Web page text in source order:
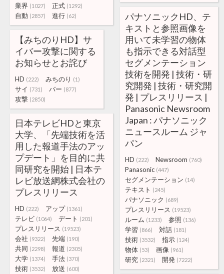
業界 (1027) 正式 (1292)
自動 (2857) 進行 (62)
パナソニックHD、テ
キストと参照画像を
用いて未学習の物体
も指示できる対話型
セグメンテーション
技術を開発 | 技術・研
究開発 | 技術・研究開
発 | プレスリリース |
Panasonic Newsroom
Japan : パナソニック
ニュースルーム ジャ
パン
HD (222) Newsroom (760)
Panasonic (447)
セグメンテーション (14)
テキスト (245)
パナソニック (689)
プレスリリース (19523)
ルーム (1233) 参照 (136)
学習 (866) 対話 (181)
技術 (3532) 指示 (124)
物体 (53) 画像 (961)
研究 (2321) 開発 (7222)
【みちのりHD】サ
イバー攻撃に関する
お知らせとお詫び
HD (222) みちのり (1)
サイ (731) バー (877)
攻撃 (2850)
日本テレビHDと東京
大学、「先端技術を活
用した報道手法のアッ
プデート」を目的に共
同研究を開始 | 日本テ
レビ放送網株式会社の
プレスリリース
HD (222) アップ (1361)
テレビ (1064) デート (201)
プレスリリース (19523)
会社 (9322) 先端 (190)
共同 (2298) 報道 (2305)
大学 (1374) 手法 (370)
技術 (3532) 放送 (600)